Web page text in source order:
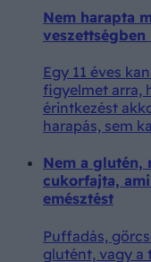
Nem harapta
veszettségben
Egy 11 éves
figyelmet arra,
érintkezést
harapás, sem
Nem a glutén,
cukorfajta,
emésztést
Puffadás,
glutént, vagy a